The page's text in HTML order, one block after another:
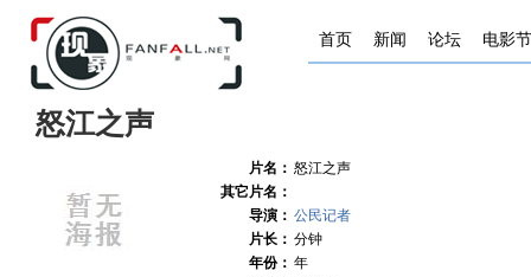
首页 新闻 论坛 电影节
怒江之声
片名： 怒江之声
其它片名：
导演： 公民记者
片长： 分钟
年份： 年